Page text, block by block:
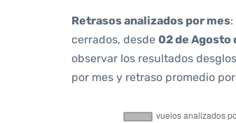
Retrasos analizados por mes
cerrados, desde 02 de Agosto
observar los resultados
por mes y retraso promedio